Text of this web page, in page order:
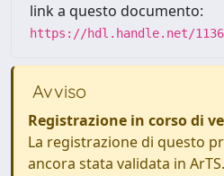
link a questo documento:
https://hdl.handle.net/
Avviso
Registrazione in corso di
La registrazione di questo
ancora stata validata in ArTS.